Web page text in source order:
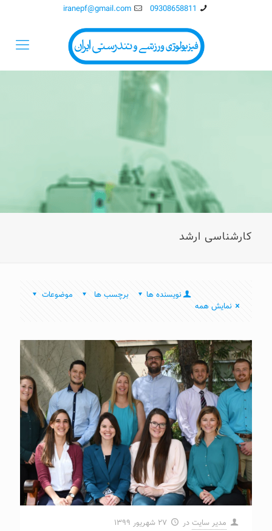
09308658811
iranepf@gmail.com
کارشناسی ارشد
موضوعات برچسب ها
نویسنده ها
نمایش همه
مدیر سایت در
۲۷ شهریور ۱۳۹۹